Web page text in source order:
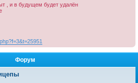
, и в будущем будет удалён
Форум